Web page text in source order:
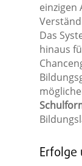
einzigen
Das
hinaus
Erfolge